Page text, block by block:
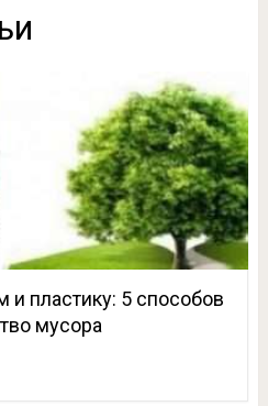
и пластику: 5 способов
мусора